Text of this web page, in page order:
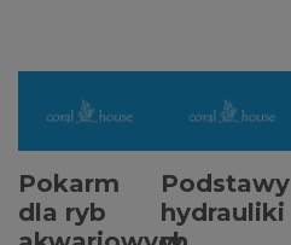
Pokarm
dla ryb
Podstawy
hydrauliki